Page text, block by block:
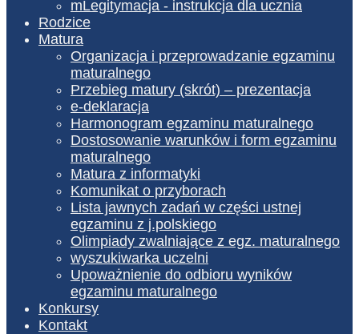
mLegitymacja - instrukcja dla ucznia
Rodzice
Matura
Organizacja i przeprowadzanie egzaminu
maturalnego
Przebieg matury (skrót) – prezentacja
e-deklaracja
Harmonogram egzaminu maturalnego
Dostosowanie warunków i form egzaminu
maturalnego
Matura z informatyki
Komunikat o przyborach
Lista jawnych zadań w części ustnej
egzaminu z j.polskiego
Olimpiady zwalniające z egz. maturalnego
wyszukiwarka uczelni
Upoważnienie do odbioru wyników
egzaminu maturalnego
Konkursy
Kontakt